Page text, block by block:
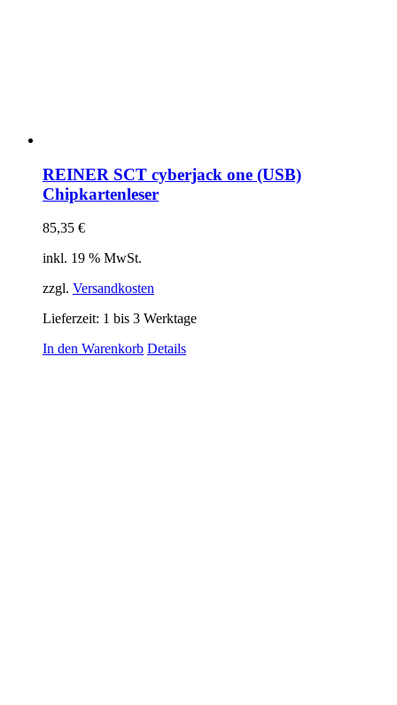
REINER SCT cyberjack one (USB)
Chipkartenleser
85,35 €
inkl. 19 % MwSt.
zzgl. Versandkosten
Lieferzeit: 1 bis 3 Werktage
In den Warenkorb Details